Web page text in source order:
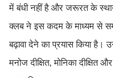
में बंधी नहीं है और जरूरत के
क्लब ने इस कदम के माध्यम से
बढ़ावा देने का प्रयास किया है।
मनोज दीक्षित, मोनिका दीक्षित